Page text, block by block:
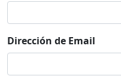
Dirección de Email